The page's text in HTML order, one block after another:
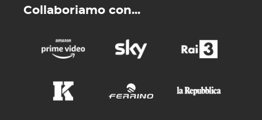
Collaboriamo con...